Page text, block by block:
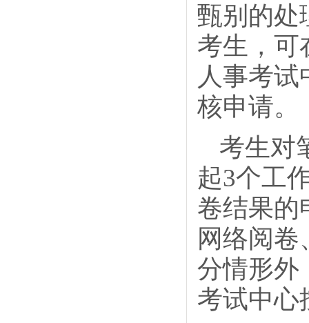
甄别的处
考生，可
人事考
核申请。
考生对
起3个工
卷结果的
网络阅
分情形外
考试中心